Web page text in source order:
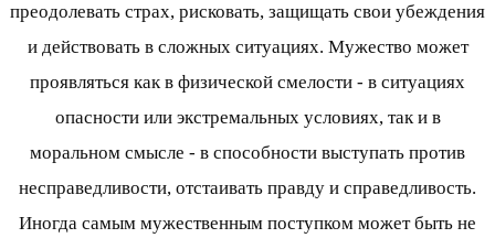
преодолевать страх, рисковать, защищать свои убеждения
и действовать в сложных ситуациях. Мужество может
проявляться как в физической смелости - в ситуациях
опасности или экстремальных условиях, так и в
моральном смысле - в способности выступать против
несправедливости, отстаивать правду и справедливость.
Иногда самым мужественным поступком может быть не